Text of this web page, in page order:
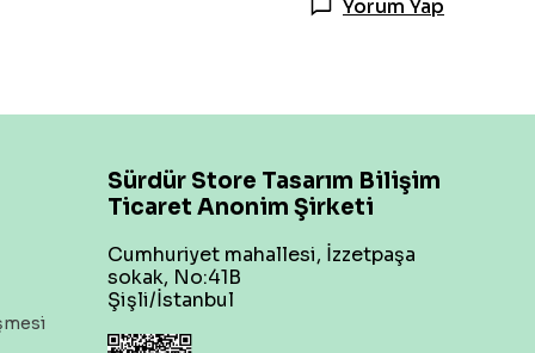
Yorum Yap
Sürdür Store Tasarım Bilişim
Ticaret Anonim Şirketi
Cumhuriyet mahallesi, İzzetpaşa
sokak, No:41B
Şişli/İstanbul